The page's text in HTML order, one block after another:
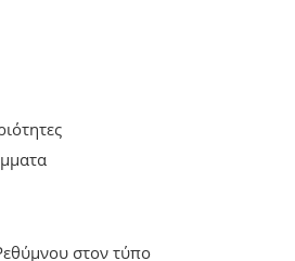
στον τύπο